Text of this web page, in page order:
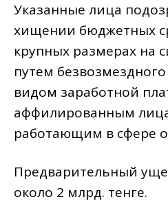
Указанные лица
хищении бюджетных
крупных размерах на
путем
видом заработной
аффилированным
работающим в сфере
Предварительный
около 2 млрд. тенге.